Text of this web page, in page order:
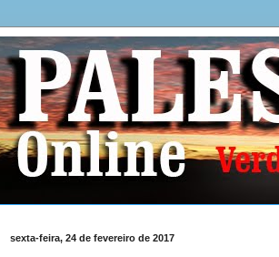
sexta-feira, 24 de fevereiro de 2017